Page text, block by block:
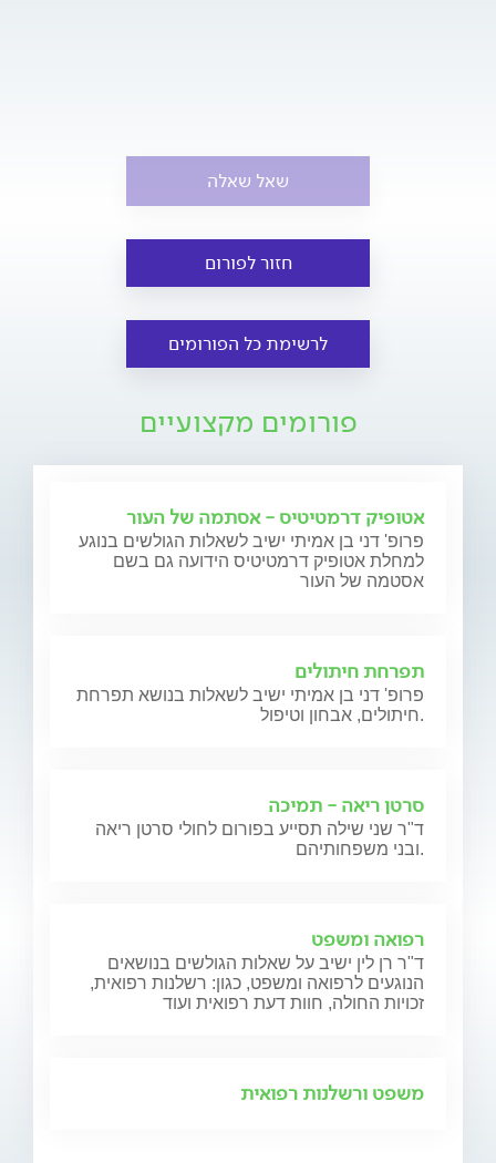
שאל שאלה
חזור לפורום
לרשימת כל הפורומים
פורומים מקצועיים
אטופיק דרמטיטיס - אסתמה של העור
פרופ' דני בן אמיתי ישיב לשאלות הגולשים בנוגע
למחלת אטופיק דרמטיטיס הידועה גם בשם
אסטמה של העור
תפרחת חיתולים
פרופ' דני בן אמיתי ישיב לשאלות בנושא תפרחת
חיתולים, אבחון וטיפול.
סרטן ריאה - תמיכה
ד"ר שני שילה תסייע בפורום לחולי סרטן ריאה
ובני משפחותיהם.
רפואה ומשפט
ד"ר רן לין ישיב על שאלות הגולשים בנושאים
הנוגעים לרפואה ומשפט, כגון: רשלנות רפואית,
זכויות החולה, חוות דעת רפואית ועוד
משפט ורשלנות רפואית